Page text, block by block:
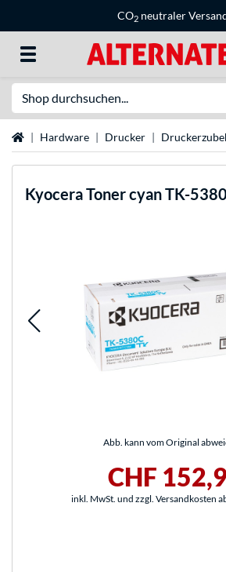
CO2 neutraler
StartseiteHardware Drucker
KyoceraToner cyan TK-
Abb. kann vom Original
CHF
inkl. MwSt. und zzgl. Versandkosten